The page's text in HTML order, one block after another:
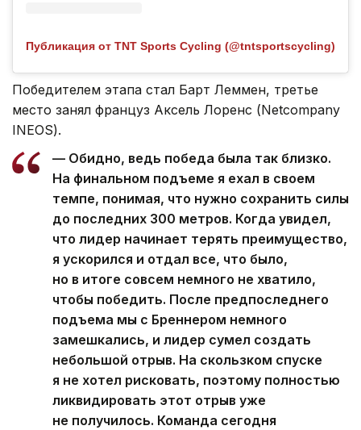
Публикация от TNT Sports Cycling (@tntsportscycling)
Победителем этапа стал Барт Леммен, третье
место занял француз Аксель Лоренс (Netcompany
INEOS).
— Обидно, ведь победа была так близко.
На финальном подъеме я ехал в своем
темпе, понимая, что нужно сохранить силы
до последних 300 метров. Когда увидел,
что лидер начинает терять преимущество,
я ускорился и отдал все, что было,
но в итоге совсем немного не хватило,
чтобы победить. После предпоследнего
подъема мы с Бреннером немного
замешкались, и лидер сумел создать
небольшой отрыв. На скользком спуске
я не хотел рисковать, поэтому полностью
ликвидировать этот отрыв уже
не получилось. Команда сегодня